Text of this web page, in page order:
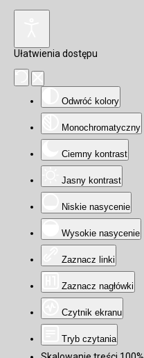
Ułatwienia dostępu
Odwróć kolory
Monochromatyczny
Ciemny kontrast
Jasny kontrast
Niskie nasycenie
Wysokie nasycenie
Zaznacz linki
Zaznacz nagłówki
Czytnik ekranu
Tryb czytania